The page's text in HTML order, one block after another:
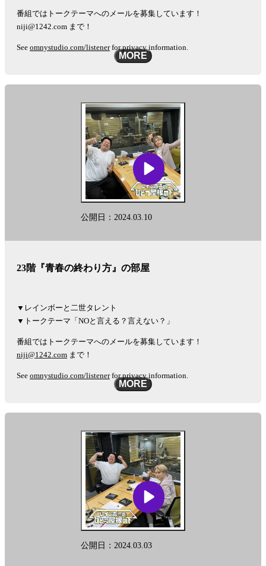
番組ではトークテーマへのメールを募集しています！
niji@1242.com まで！
See omnystudio.com/listenerfor privacy information.
MORE
公開日：2024.03.10
23階『青春の終わり方』の部屋
▼レインボーと二世タレント
▼トークテーマ「NOと言える？言えない？」
番組ではトークテーマへのメールを募集しています！
niji@1242.com まで！
See omnystudio.com/listenerfor privacy information.
MORE
公開日：2024.03.03